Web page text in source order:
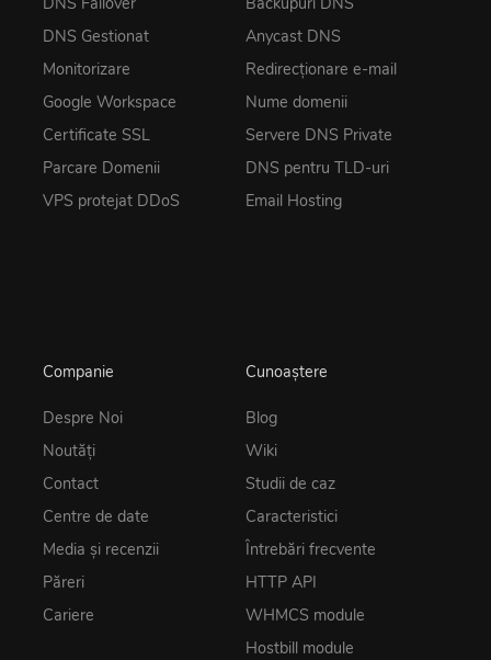
DNS Gestionat
Monitorizare
Google Workspace
Certificate SSL
Parcare Domenii
VPS protejat DDoS
Anycast DNS
Redirecționare e-mail
Nume domenii
Servere DNS Private
DNS pentru TLD-uri
Email Hosting
Companie
Despre Noi
Noutăţi
Contact
Centre de date
Media și recenzii
Păreri
Cariere
Cunoaștere
Blog
Wiki
Studii de caz
Caracteristici
Întrebări frecvente
HTTP API
WHMCS module
Hostbill module